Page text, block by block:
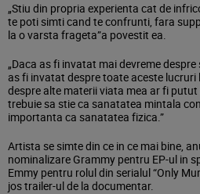
„Stiu din propria experienta cat de
te poti simti cand te confrunti, fara
la o varsta frageta”a povestit ea.
„Daca as fi invatat mai devreme
as fi invatat despre toate aceste
despre alte materii viata mea ar fi
trebuie sa stie ca sanatatea mintala
importanta ca sanatatea fizica.”
Artista se simte din ce in ce mai bine,
nominalizare Grammy pentru EP-ul in
Emmy pentru rolul din serialul “Only
jos trailer-ul de la documentar.